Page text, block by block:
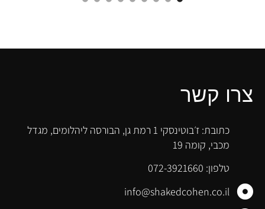
צרו קשר
כתובת: ז׳בוטינסקי 1 רמת גן, הבורסה ליהלומים, מגדל
מכבי, קומה 19
טלפון: 072-3921660
info@shakedcohen.co.il